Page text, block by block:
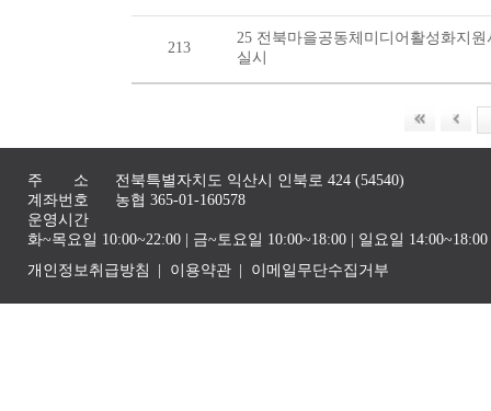
213
25 전북마을공동체미디어활성화지
실시
주 소
전북특별자치도 익산시 인북로 424 (54540)
계좌번호
농협 365-01-160578
운영시간
화~목요일 10:00~22:00 | 금~토요일 10:00~18:00 | 일요일
개인정보취급방침
이용약관 이메일무단수집거부